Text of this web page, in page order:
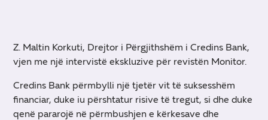
Z. Maltin Korkuti, Drejtor i Përgjithshëm i Credins Bank,
vjen me një intervistë ekskluzive për revistën Monitor.
Credins Bank përmbylli një tjetër vit të suksesshëm
financiar, duke iu përshtatur risive të tregut, si dhe duke
qenë pararojë në përmbushjen e kërkesave dhe